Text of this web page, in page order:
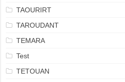
TAOURIRT
TAROUDANT
TEMARA
Test
TETOUAN